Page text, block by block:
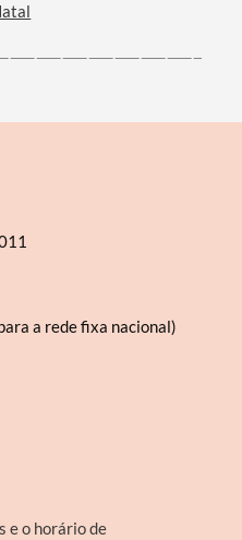
a rede fixa nacional)
e o horário de